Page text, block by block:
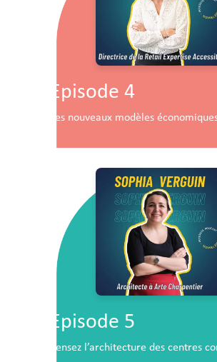
Episode 4
Les nouveaux modèles
Episode 5
Pensez l’architecture des centres